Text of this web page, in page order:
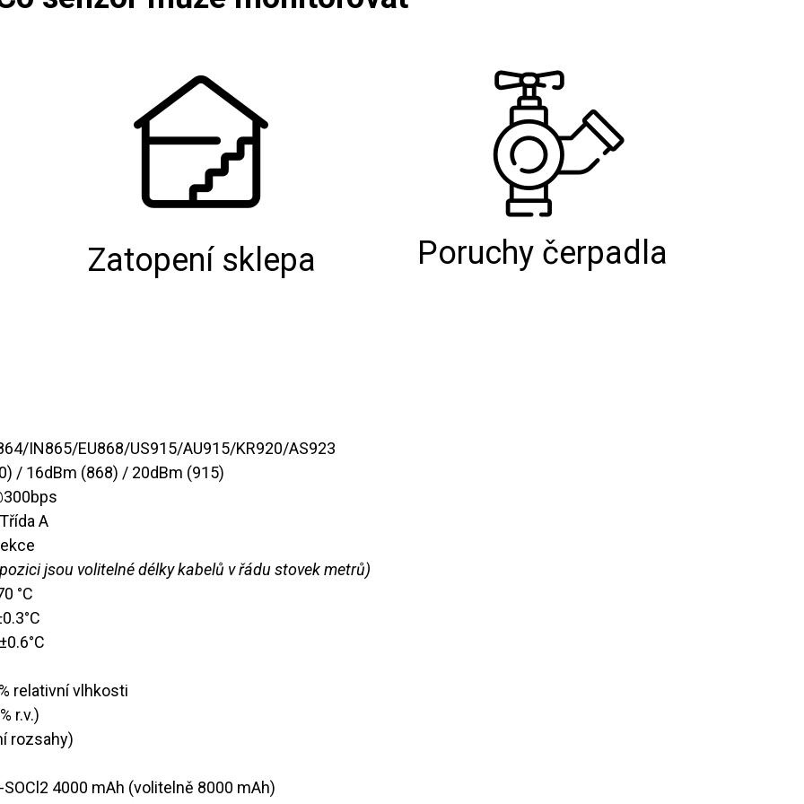
Zatopení sklepa Poruchy čerpadla
IN865/EU868/US915/AU915/KR920/AS923
/ 16dBm (868) / 20dBm (915)
A
jsou volitelné délky kabelů v řádu stovek metrů)
°C
relativní vlhkosti
r.v.)
rozsahy)
SOCl2 4000 mAh (volitelně 8000 mAh)